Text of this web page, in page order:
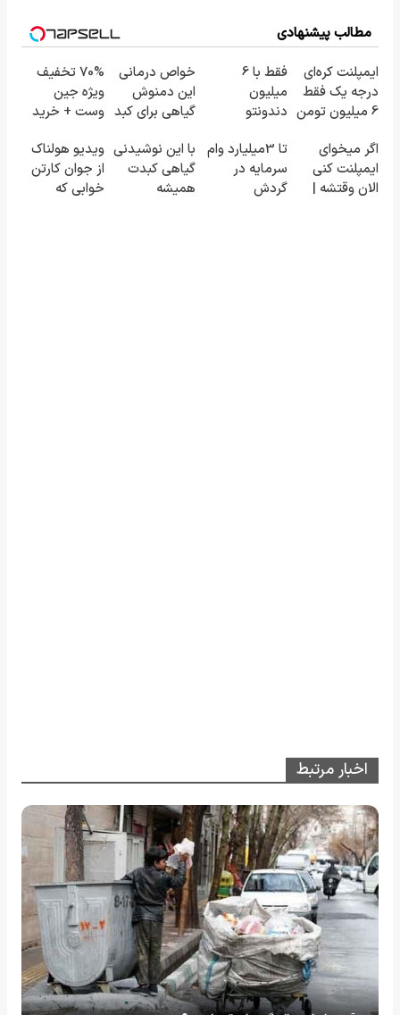
مطالب پیشنهادی
ایمپلنت کره‌ای
درجه یک فقط
6 میلیون تومن
فقط با 6
میلیون
دندونتو
خواص درمانی
این دمنوش
گیاهی برای کبد
خبرید!
70% تخفیف
ویژه جین
وست + خرید
اگر میخوای
ایمپلنت کنی
الان وقتشه |
تا 3میلیارد وام
سرمایه در
گردش
با این نوشیدنی
گیاهی کبدت
همیشه
ویدیو هولناک
از جوان کارتن
خوابی که
اخبار مرتبط